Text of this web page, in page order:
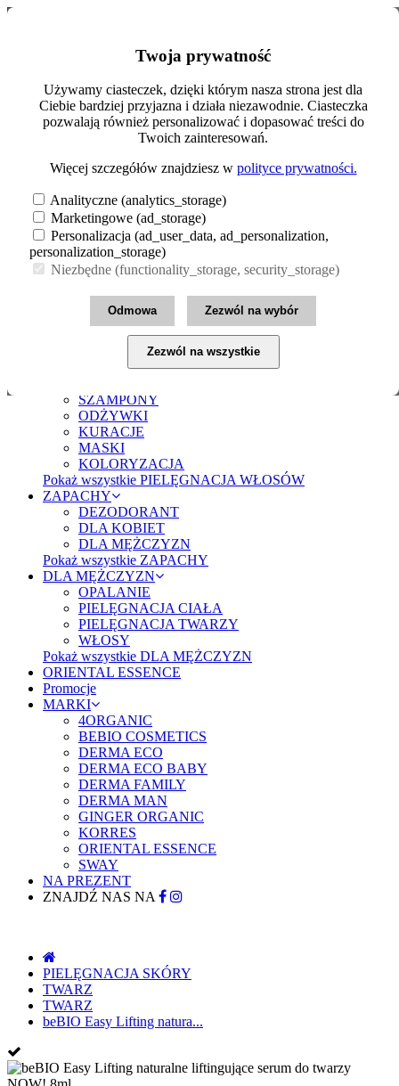
Twoja prywatność
Używamy ciasteczek, dzięki którym nasza strona jest dla
Ciebie bardziej przyjazna i działa niezawodnie. Ciasteczka
pozwalają również personalizować i dopasować treści do
Twoich zainteresowań.
Więcej szczegółów znajdziesz w polityce prywatności.
Analityczne (analytics_storage)
Marketingowe (ad_storage)
Personalizacja (ad_user_data, ad_personalization,
personalization_storage)
Niezbędne (functionality_storage, security_storage)
Odmowa Zezwól na wybór
Zezwól na wszystkie
INFOLINIA: 22 258 97 01
Polski
zł
€ Euro
£ Pound Sterling
$ US Dollar
MAKIJAŻ
CERA
PAZNOKCIE
USTA
SKÓRY
CIAŁO
DLA DZIECI
HIGIENA INTYMNA
OPALANIE
PIELĘGNACJA CODZIENNA
Pokaż wszystkie PIELĘGNACJA SKÓRY
SZAMPONY
ODŻYWKI
KURACJE
MASKI
KOLORYZACJA
Pokaż wszystkie PIELĘGNACJA WŁOSÓW
ZAPACHY
DEZODORANT
DLA KOBIET
DLA MĘŻCZYZN
Pokaż wszystkie ZAPACHY
DLA MĘŻCZYZN
OPALANIE
PIELĘGNACJA CIAŁA
PIELĘGNACJA TWARZY
WŁOSY
Pokaż wszystkie DLA MĘŻCZYZN
ORIENTAL ESSENCE
Promocje
MARKI
4ORGANIC
BEBIO COSMETICS
DERMA ECO
DERMA ECO BABY
DERMA FAMILY
DERMA MAN
GINGER ORGANIC
KORRES
ORIENTAL ESSENCE
SWAY
NA PREZENT
ZNAJDŹ NAS NA
PIELĘGNACJA SKÓRY
TWARZ
TWARZ
beBIO Easy Lifting natura...